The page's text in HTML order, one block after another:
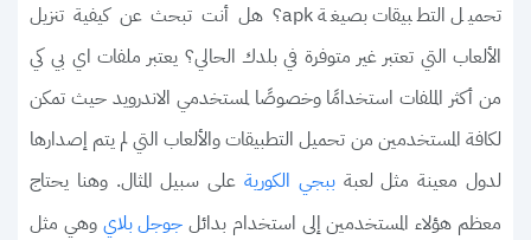
تحميل التطبيقات بصيغة apk؟ هل أنت تبحث عن كيفية تنزيل
الألعاب التي تعتبر غير متوفرة في بلدك الحالي؟ يعتبر ملفات اي بي كي
من أكثر الملفات استخدامًا وخصوصًا لمستخدمي الاندرويد حيث تمكن
لكافة المستخدمين من تحميل التطبيقات والألعاب التي لم يتم إصدارها
لدول معينة مثل لعبةببجي الكورية على سبيل المثال. وهنا يحتاج
معظم هؤلاء المستخدمين إلى استخدام بدائل جوجل بلاي وهي مثل